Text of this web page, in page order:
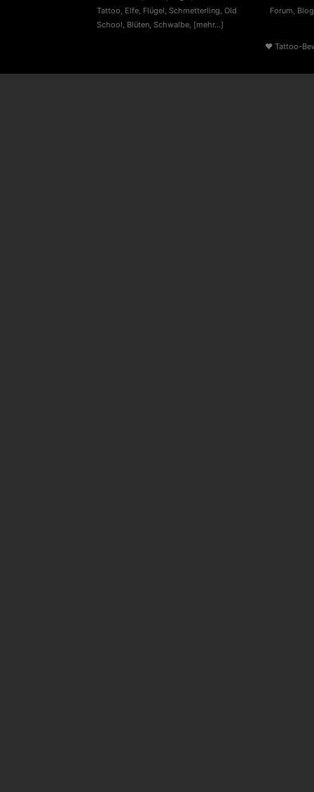
Tattoo, Elfe, Flügel, Schmetterling, Old
School, Blüten, Schwalbe, [mehr...]
Forum, Blog
♥ Tattoo-